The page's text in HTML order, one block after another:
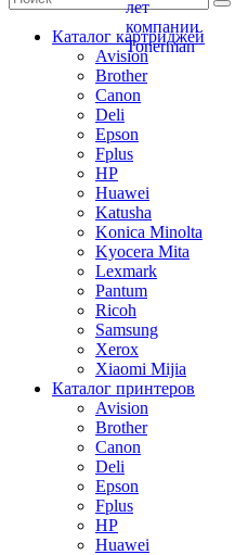
Каталог картриджей
Avision
Brother
Canon
Deli
Epson
Fplus
HP
Huawei
Katusha
Konica Minolta
Kyocera Mita
Lexmark
Pantum
Ricoh
Samsung
Xerox
Xiaomi Mijia
Каталог принтеров
Avision
Brother
Canon
Deli
Epson
Fplus
HP
Huawei